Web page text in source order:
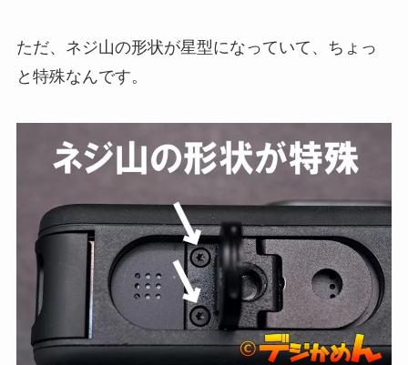
ただ、ネジ山の形状が星型になっていて、ちょっ
と特殊なんです。